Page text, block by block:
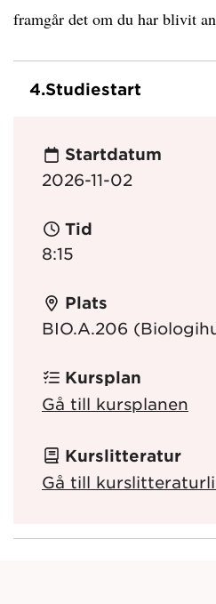
framgår det om du har blivit
4.Studiestart
Startdatum
2026-11-02
Tid
8:15
Plats
BIO.A.206
Kursplan
Gå till kursplanen
Kurslitteratur
Gå till